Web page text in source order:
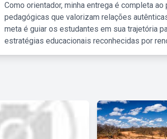
Como orientador, minha entrega é completa
pedagógicas que valorizam relações
meta é guiar os estudantes em sua trajetória
estratégias educacionais reconhecidas por